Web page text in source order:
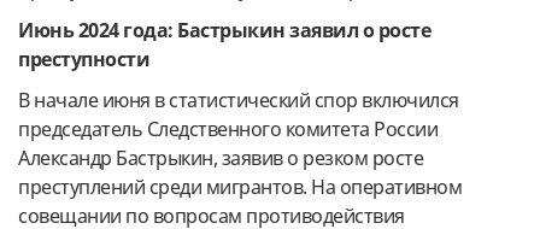
Июнь 2024 года: Бастрыкин заявил о росте
преступности
В начале июня в статистический спор включился
председатель Следственного комитета России
Александр Бастрыкин, заявив о резком росте
преступлений среди мигрантов. На оперативном
совещании по вопросам противодействия